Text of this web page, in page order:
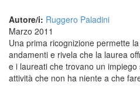
Autore/i: Ruggero Paladini
Marzo 2011
Una prima ricognizione permette
andamenti e rivela che la laurea
e i laureati che trovano un
attività che non ha niente a che